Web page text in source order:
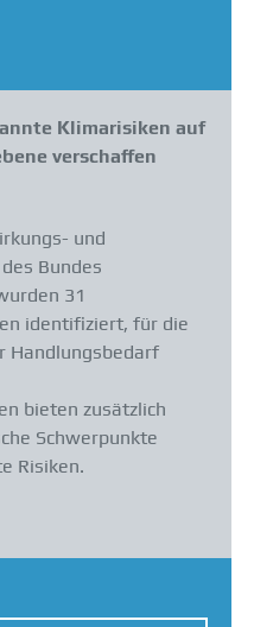
Klimarisiken auf
verschaffen
und
Bundes
31
identifiziert, für die
Handlungsbedarf
bieten zusätzlich
Schwerpunkte
Risiken.